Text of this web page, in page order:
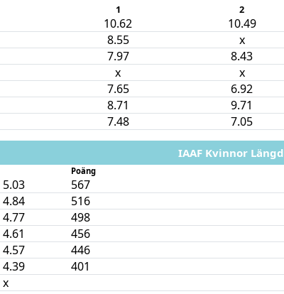
1 2
10.62 10.49
8.55 x
7.97 8.43
x x
7.65 6.92
8.71 9.71
7.48 7.05
IAAF Kvinnor Längd
Poäng
5.03
567
4.84
516
4.77
498
4.61
456
4.57
446
4.39
401
x